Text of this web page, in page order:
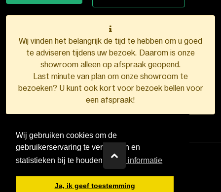
Wij gebruiken cookies om de
gebruikerservaring te verbeteren en
statistieken bij te houden.
Meer informatie
Ja, ik geef toestemming
Wij vinden het belangrijk de tijd te hebben om u goed
te adviseren tijdens uw bezoek. Daarom is onze
showroom alleen op afspraak geopend.
Last minute van plan om onze showroom te
bezoeken? U kunt ook kort voor bezoek bellen voor
een afspraak!
Ontwerp en realisatie door